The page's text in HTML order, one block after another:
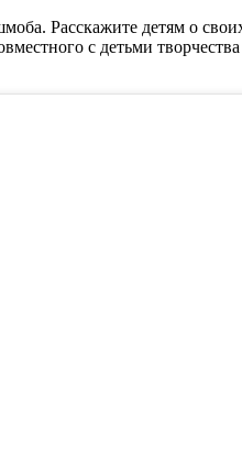
Расскажите детям о
с детьми